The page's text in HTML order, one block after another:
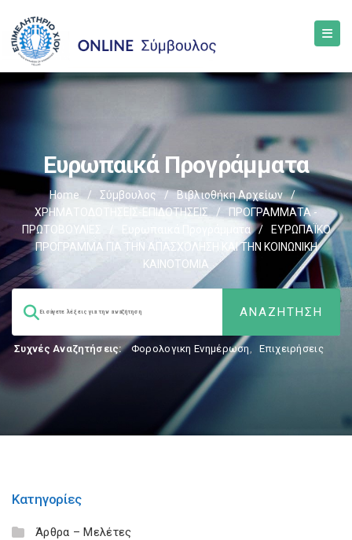
Ευρωπαικά Προγράμματα
Home / Σύμβουλος / Βιβλιοθήκη Αρχείων
/
ΧΡΗΜΑΤΟΔΟΤΗΣΕΙΣ-ΕΠΙΔΟΤΗΣΕΙΣ
/
ΠΡΟΓΡΑΜΜΑΤΑ -
ΠΡΩΤΟΒΟΥΛΙΕΣ
Ευρωπαικά Προγράμματα /
ΕΥΡΩΠΑΪΚΟ
ΠΡΟΓΡΑΜΜΑ ΓΙΑ ΤΗΝ ΑΠΑΣΧΟΛΗΣΗ ΚΑΙ ΤΗΝ ΚΟΙΝΩΝΙΚΗ
ΚΑΙΝΟΤΟΜΙΑ
Συχνές Αναζητήσεις: Φορολογικη Ενημέρωση, Επιχειρήσεις
Κατηγορίες
Άρθρα – Μελέτες